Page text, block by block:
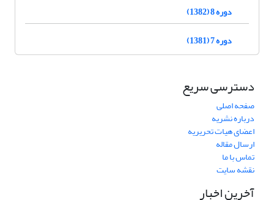
دوره 8 (1382)
دوره 7 (1381)
دسترسی سریع
صفحه اصلی
درباره نشریه
اعضای هیات تحریریه
ارسال مقاله
تماس با ما
نقشه سایت
آخرین اخبار